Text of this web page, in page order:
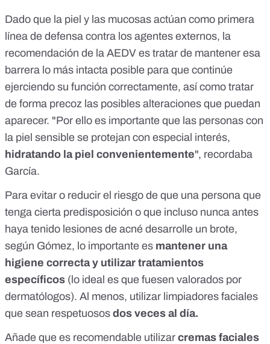
Dado que la piel y las mucosas actúan como primera
línea de defensa contra los agentes externos, la
recomendación de la AEDV es tratar de mantener esa
barrera lo más intacta posible para que continúe
ejerciendo su función correctamente, así como tratar
de forma precoz las posibles alteraciones que puedan
aparecer. "Por ello es importante que las personas con
la piel sensible se protejan con especial interés,
hidratando la piel convenientemente", recordaba
García.
Para evitar o reducir el riesgo de que una persona que
tenga cierta predisposición o que incluso nunca antes
haya tenido lesiones de acné desarrolle un brote,
según Gómez, lo importante es mantener una
higiene correcta y utilizar tratamientos
específicos (lo ideal es que fuesen valorados por
dermatólogos). Al menos, utilizar limpiadores faciales
que sean respetuosos dos veces al día.
Añade que es recomendable utilizar cremas faciales